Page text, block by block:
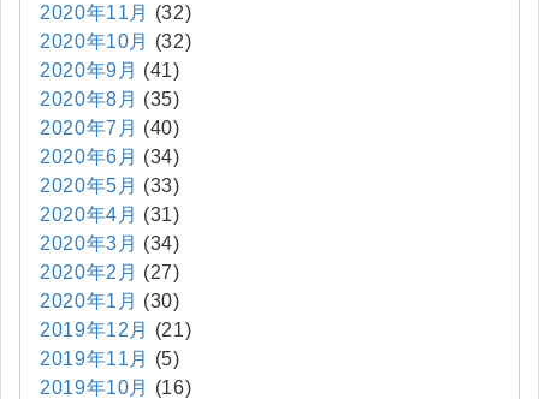
2020年11月
(32)
2020年10月
(32)
2020年9月 (41)
2020年8月 (35)
2020年7月 (40)
2020年6月 (34)
2020年5月 (33)
2020年4月 (31)
2020年3月 (34)
2020年2月 (27)
2020年1月 (30)
2019年12月
(21)
2019年11月
(5)
2019年10月
(16)